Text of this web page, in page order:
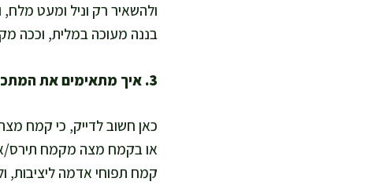
ולהשאיר רק וניל ומעט
בננה מעוכה במלית, וככה
3. איך מתאימים את המתכון לתזונה ללא גלוטן?
כאן חשוב לדייק, כי קמח
או בקמח מצה מקמח תירס/
קמח תפוחי אדמה ליציבות,